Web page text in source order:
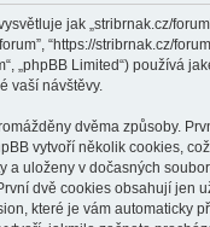
jak „stribrnak.cz/
“https://stribrnak.cz/
„phpBB Limited“) používá
vaší návštěvy.
dvěma způsoby.
vytvoří několik cookies,
a uloženy v dočasných
dvě cookies obsahují jen
které je vám automaticky